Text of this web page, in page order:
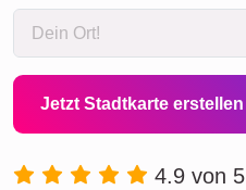
Jetzt Stadtkarte erstellen
4.9 von 5